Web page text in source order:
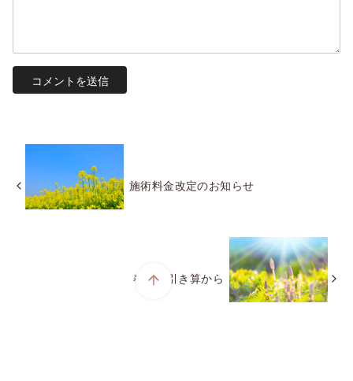
施術料金改定のお知らせ
春は、引き算から